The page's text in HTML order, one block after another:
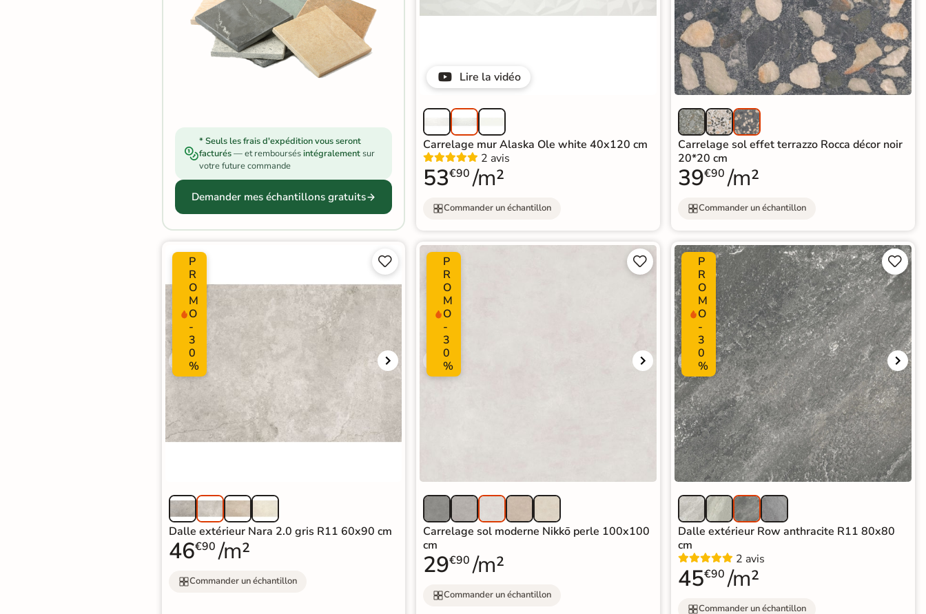
* Seuls les frais d'expédition vous seront
facturés— et remboursésintégralementsur
votre future commande
Demander mes échantillons gratuits
Lire la vidéo
Carrelage mur Alaska Ole white 40x120 cm
2 avis
53€90 /m²
Commander un échantillon
Carrelage sol effet terrazzo Rocca décor noir
20*20 cm
39€90 /m²
Commander un échantillon
P
R
O
M
O
-
3
0
%


Dalle extérieur Nara 2.0 gris R11 60x90 cm
46€90 /m²
Commander un échantillon
P
R
O
M
O
-
3
0
%


Carrelage sol moderne Nikkō perle 100x100
cm
29€90 /m²
Commander un échantillon
P
R
O
M
O
-
3
0
%


Dalle extérieur Row anthracite R11 80x80
cm
2 avis
45€90 /m²
Commander un échantillon